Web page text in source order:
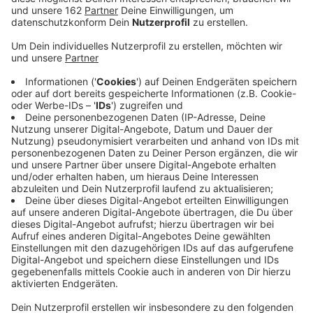
Veröffentlicht:Samstag, 24.07.2021 08:26
Anzeige
In Dingden-Nordbrock hat es gestern Nachmittag
einen schweren Verkehrsunfall mit zwei Toten
gegeben. Zwei Motorradfahrer waren laut Polizei auf
der Borkener Straße in Richtung Dingden unterwegs.
An der Kreuzung zum Markenweg stieß einer der
beiden Männer mit einer 76-jährigen Fahrradfahrerin
zusammen. Dabei geriet er in den Gegenverkehr und
prallte frontal mit einem Auto zusammen. Der 62-
Jährige und die Fahrradfahrerin verstarben noch am
Unfallort. Der 44-jährige Autofahrer wurde nur leicht
verletzt und kam ins Krankenhaus.